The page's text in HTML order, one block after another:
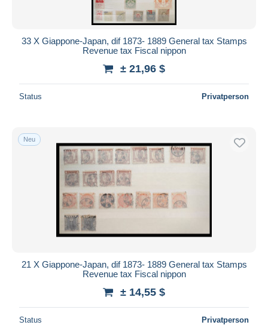
33 X Giappone-Japan, dif 1873- 1889 General tax Stamps
Revenue tax Fiscal nippon
± 21,96 $
Status Privatperson
Neu
21 X Giappone-Japan, dif 1873- 1889 General tax Stamps
Revenue tax Fiscal nippon
± 14,55 $
Status Privatperson